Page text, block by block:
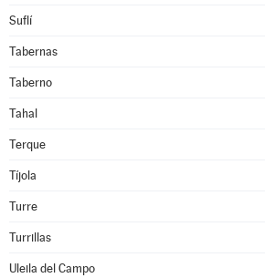
Suflí
Tabernas
Taberno
Tahal
Terque
Tíjola
Turre
Turrillas
Uleila del Campo